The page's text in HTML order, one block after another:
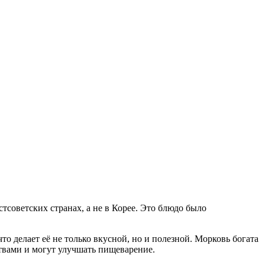
странах, а не в Корее. Это блюдо было
делает её не только вкусной, но и полезной. Морковь богата
и могут улучшать пищеварение.